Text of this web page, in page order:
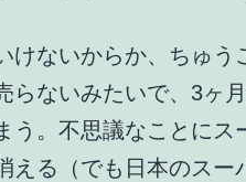
けないからか、ちゅう
らないみたいで、3ヶ
う。不思議なことにス
える（でも日本のスー